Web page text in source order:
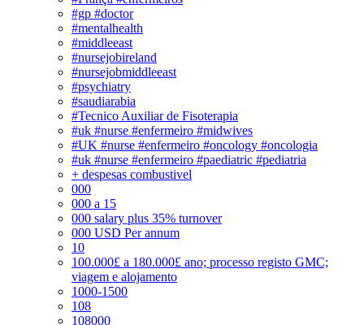
#gp #doctor
#mentalhealth
#middleeast
#nursejobireland
#nursejobmiddleeast
#psychiatry
#saudiarabia
#Tecnico Auxiliar de Fisoterapia
#uk #nurse #enfermeiro #midwives
#UK #nurse #enfermeiro #oncology #oncologia
#uk #nurse #enfermeiro #paediatric #pediatria
+ despesas combustivel
000
000 a 15
000 salary plus 35% turnover
000 USD Per annum
10
100.000£ a 180.000£ ano; processo registo GMC;
viagem e alojamento
1000-1500
108
108000